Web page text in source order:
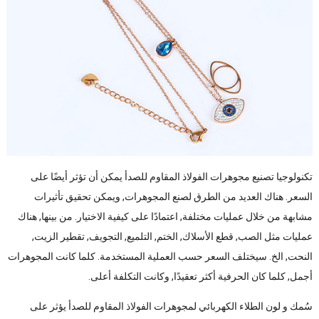
تكنولوجيا تصنيع مجوهرات الفولاذ المقاوم للصدأ يمكن أن تؤثر أيضًا على
السعر. هناك العديد من الطرق لصنع المجوهرات, ويمكن تحقيق تأثيرات
مشابهة من خلال عمليات مختلفة, اعتمادًا على كيفية الاختيار. من بينها, هناك
عمليات مثل الصب, قطع الأسلاك, الختم, التلميع, التجويف, تقطير الزيت,
النحت, الخ. سيختلف السعر حسب العملية المستخدمة. كلما كانت المجوهرات
أجمل, كلما كان الحرفية أكثر تعقيدًا, وكانت التكلفة أعلى.
سُمك و لون الطلاء الكهربائي لمجوهرات الفولاذ المقاوم للصدأ يؤثر على